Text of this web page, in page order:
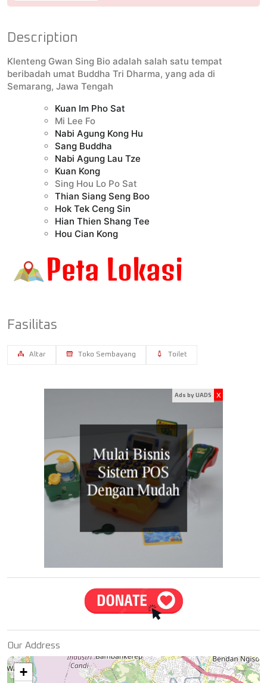
Description
Klenteng Gwan Sing Bio adalah salah satu tempat
beribadah umat Buddha Tri Dharma, yang ada di
Semarang, Jawa Tengah
Kuan Im Pho Sat
Mi Lee Fo
Nabi Agung Kong Hu
Sang Buddha
Nabi Agung Lau Tze
Kuan Kong
Sing Hou Lo Po Sat
Thian Siang Seng Boo
Hok Tek Ceng Sin
Hian Thien Shang Tee
Hou Cian Kong
Fasilitas
Altar Toko Sembayang Toilet
Ads by UADS x
Our Address
+